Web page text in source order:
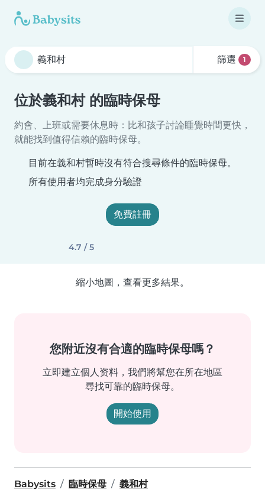
篩選 1
位於義和村 的臨時保母
約會、上班或需要休息時：比和孩子討論睡覺時間更快，
就能找到值得信賴的臨時保母。
目前在義和村暫時沒有符合搜尋條件的臨時保母。
所有使用者均完成身分驗證
免費註冊
4.7 / 5
縮小地圖，查看更多結果。
您附近沒有合適的臨時保母嗎？
立即建立個人资料，我們將幫您在所在地區
尋找可靠的臨時保母。
開始使用
Babysits 臨時保母 義和村